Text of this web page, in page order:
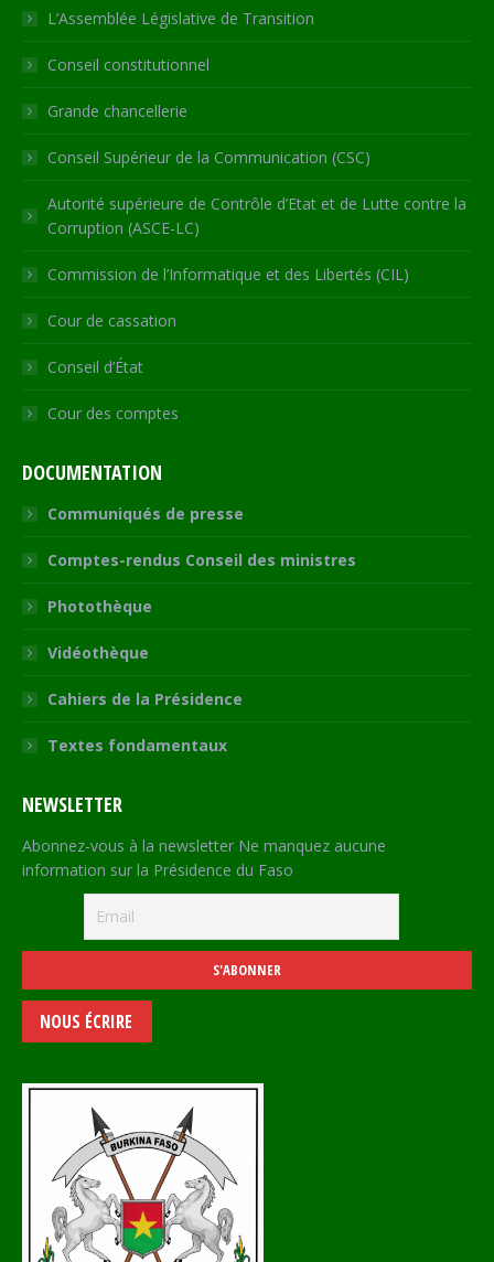
in
new
window
in
new
window
in
new
window
in
new
window
opens
in
new
L’Assemblée Législative de Transition
Conseil constitutionnel
Grande chancellerie
Conseil Supérieur de la Communication (CSC)
Autorité supérieure de Contrôle d’Etat et de Lutte contre la
Corruption (ASCE-LC)
Commission de l’Informatique et des Libertés (CIL)
Cour de cassation
Conseil d’État
Cour des comptes
DOCUMENTATION
Communiqués de presse
Comptes-rendus Conseil des ministres
Photothèque
Vidéothèque
Cahiers de la Présidence
Textes fondamentaux
NEWSLETTER
Abonnez-vous à la newsletter Ne manquez aucune
information sur la Présidence du Faso
NOUS ÉCRIRE